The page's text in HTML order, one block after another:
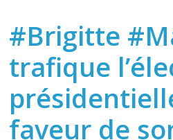
#Brigitte
trafique
faveur de